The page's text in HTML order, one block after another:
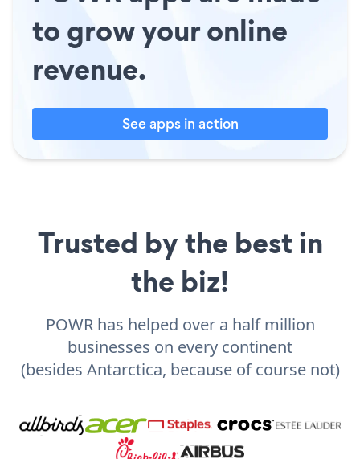
to grow your online
revenue.
See apps in action
Trusted by the best in
the biz!
POWR has helped over a half million
businesses on every continent
(besides Antarctica, because of course not)